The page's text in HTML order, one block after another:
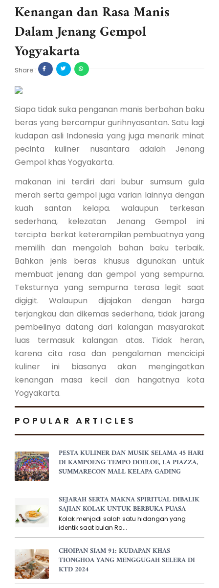
Kenangan dan Rasa Manis
Dalam Jenang Gempol
Yogyakarta
Share :
Siapa tidak suka penganan manis berbahan baku
beras yang bercampur gurihnyasantan. Satu lagi
kudapan asli Indonesia yang juga menarik minat
pecinta kuliner nusantara adalah Jenang
Gempol khas Yogyakarta.
makanan ini terdiri dari bubur sumsum gula
merah serta gempol juga varian lainnya dengan
kuah santan kelapa. walaupun terkesan
sederhana, kelezatan Jenang Gempol ini
tercipta berkat keterampilan pembuatnya yang
memilih dan mengolah bahan baku terbaik.
Bahkan jenis beras khusus digunakan untuk
membuat jenang dan gempol yang sempurna.
Teksturnya yang sempurna terasa legit saat
digigit. Walaupun dijajakan dengan harga
terjangkau dan dikemas sederhana, tidak jarang
pembelinya datang dari kalangan masyarakat
luas termasuk kalangan atas. Tidak heran,
karena cita rasa dan pengalaman mencicipi
kuliner ini biasanya akan mengingatkan
kenangan masa kecil dan hangatnya kota
Yogyakarta.
POPULAR ARTICLES
PESTA KULINER DAN MUSIK SELAMA 45 HARI
DI KAMPOENG TEMPO DOELOE, LA PIAZZA,
SUMMARECON MALL KELAPA GADING
SEJARAH SERTA MAKNA SPIRITUAL DIBALIK
SAJIAN KOLAK UNTUK BERBUKA PUASA
Kolak menjadi salah satu hidangan yang
identik saat bulan Ra...
CHOIPAN SIAM 91: KUDAPAN KHAS
TIONGHOA YANG MENGGUGAH SELERA DI
KTD 2024